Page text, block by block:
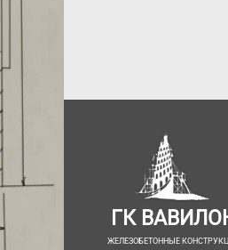
ГК
ЖЕЛЕЗОБЕТОННЫЕ